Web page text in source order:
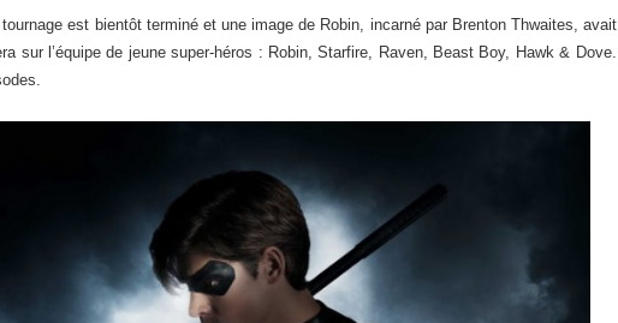
est bientôt terminé et une image de Robin, incarné par Brenton Thwaites,
sur l’équipe de jeune super-héros : Robin, Starfire, Raven, Beast Boy, Hawk &